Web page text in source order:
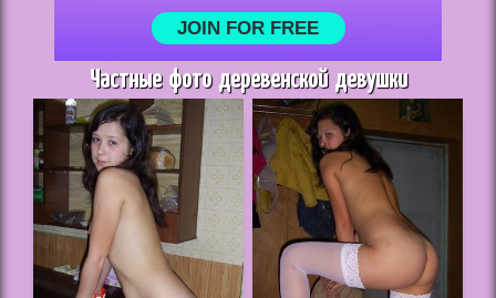
Частные фото деревенской девушки